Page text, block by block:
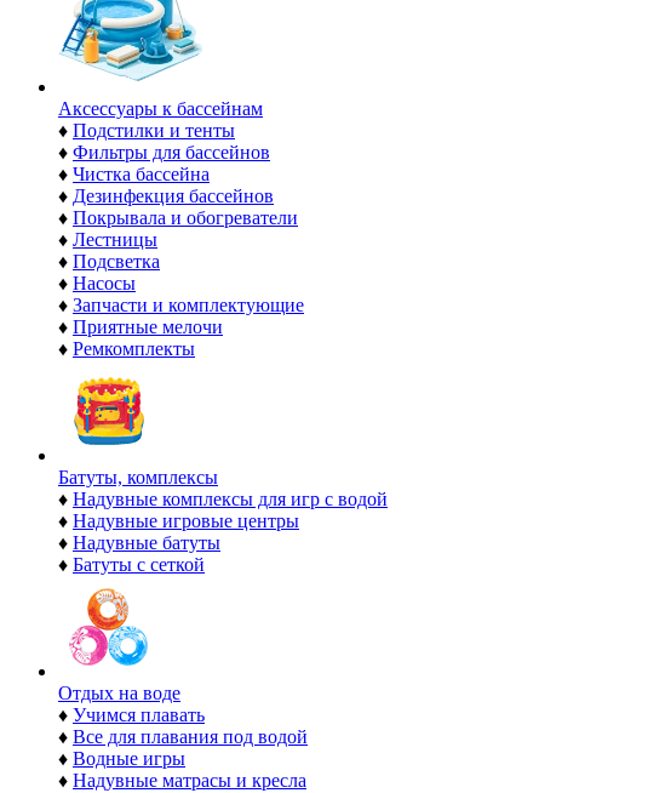
Аксессуары к бассейнам
♦ Подстилки и тенты
♦ Фильтры для бассейнов
♦ Чистка бассейна
♦ Дезинфекция бассейнов
♦ Покрывала и обогреватели
♦ Лестницы
♦ Подсветка
♦ Насосы
♦ Запчасти и комплектующие
♦ Приятные мелочи
♦ Ремкомплекты
Батуты, комплексы
♦ Надувные комплексы для игр с водой
♦ Надувные игровые центры
♦ Надувные батуты
♦ Батуты с сеткой
Отдых на воде
♦ Учимся плавать
♦ Все для плавания под водой
♦ Водные игры
♦ Надувные матрасы и кресла